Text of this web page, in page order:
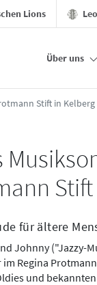
Lions
Über uns
am 18.
für ältere
Johnny ("Jazzy-
Regina
und